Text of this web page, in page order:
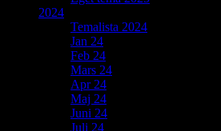
2024
Temalista 2024
Jan 24
Feb 24
Mars 24
Apr 24
Maj 24
Juni 24
Juli 24